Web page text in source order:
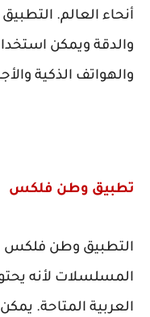
أنحاء العالم.
والدقة ويمكن
والهواتف الذكية
تطبيق وطن فلكس
التطبيق وطن فلكس
المسلسلات لأنه
العربية المتاحة.